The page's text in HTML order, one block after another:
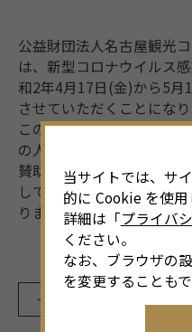
公益財団法人名古屋観光
は、新型コロナウイルス
和2年4月17日(金)から5月
させていただくことになり
この間、当ビューローの
の人数が事務所に勤務する
賛助会員の皆様並びにお
しては、ご不便をおかけ
りますよう、宜しくお願
一覧に戻る
当サイトでは、サ
的に Cookie を使用
詳細は「プライバ
ください。
なお、ブラウザの
を変更することもで